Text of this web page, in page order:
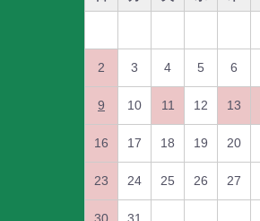
2 3 4 5 6
9 10 11 12 13
16 17 18 19 20
23 24 25 26 27
30 31